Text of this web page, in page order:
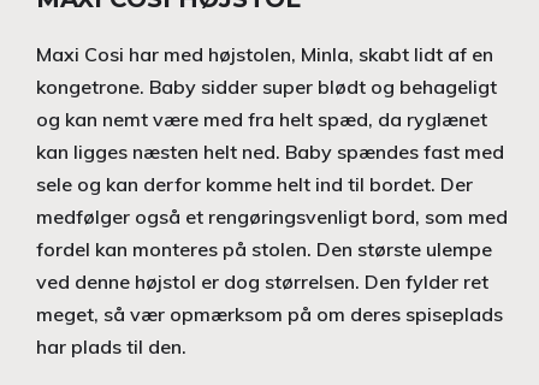
Maxi Cosi har med højstolen, Minla, skabt lidt af en
kongetrone. Baby sidder super blødt og behageligt
og kan nemt være med fra helt spæd, da ryglænet
kan ligges næsten helt ned. Baby spændes fast med
sele og kan derfor komme helt ind til bordet. Der
medfølger også et rengøringsvenligt bord, som med
fordel kan monteres på stolen. Den største ulempe
ved denne højstol er dog størrelsen. Den fylder ret
meget, så vær opmærksom på om deres spiseplads
har plads til den.